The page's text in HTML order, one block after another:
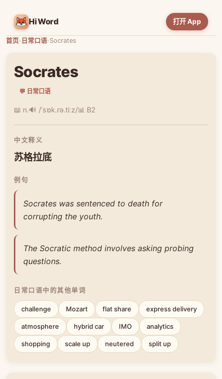
HiWord 打开 App
首页› 日常口语›Socrates
Socrates
💬 日常口语
📖 n.🔊 /ˈsɒk.rə.tiːz/📊 B2
中文释义
苏格拉底
例句
Socrates was sentenced to death for
corrupting the youth.
The Socratic method involves asking probing
questions.
日常口语中的其他单词
challenge Mozart flat share express delivery
atmosphere hybrid car IMO analytics
shopping scale up neutered split up